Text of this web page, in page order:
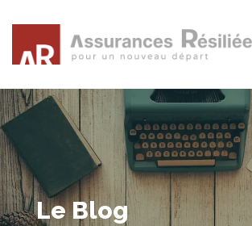
Le Blog